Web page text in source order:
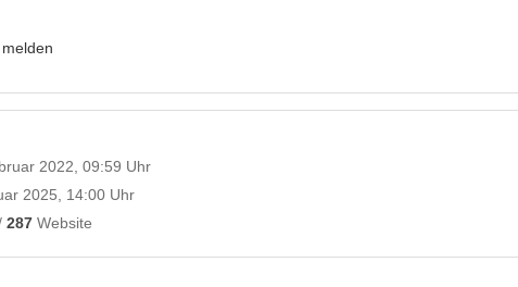
2022, 09:59 Uhr
2025, 14:00 Uhr
287 Website